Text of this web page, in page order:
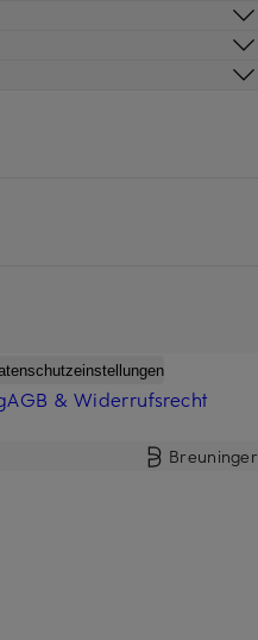
AGB & Widerrufsrecht
Breuninger